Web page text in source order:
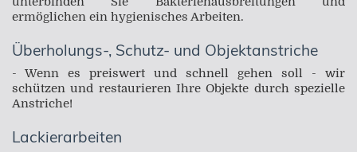
ermöglichen ein hygienisches Arbeiten.
Überholungs-, Schutz- und Objektanstriche
- Wenn es preiswert und schnell gehen soll - wir
schützen und restaurieren Ihre Objekte durch spezielle
Anstriche!
Lackierarbeiten